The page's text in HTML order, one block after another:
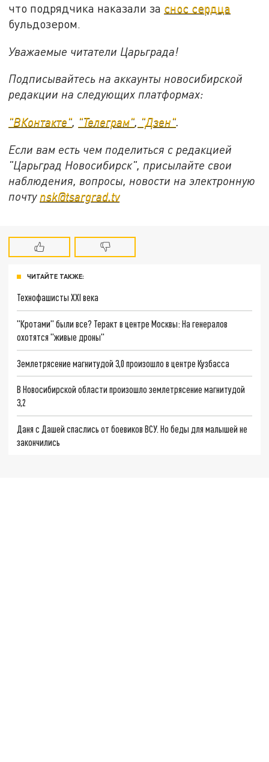
что подрядчика наказали за снос сердца
бульдозером.
Уважаемые читатели Царьграда!
Подписывайтесь на аккаунты новосибирской
редакции на следующих платформах:
"ВКонтакте", "Телеграм", "Дзен".
Если вам есть чем поделиться с редакцией
"Царьград Новосибирск", присылайте свои
наблюдения, вопросы, новости на электронную
почту nsk@tsargrad.tv
ЧИТАЙТЕ ТАКЖЕ:
Технофашисты XXI века
"Кротами" были все? Теракт в центре Москвы: На генералов
охотятся "живые дроны"
Землетрясение магнитудой 3,0 произошло в центре Кузбасса
В Новосибирской области произошло землетрясение магнитудой
3,2
Даня с Дашей спаслись от боевиков ВСУ. Но беды для малышей не
закончились